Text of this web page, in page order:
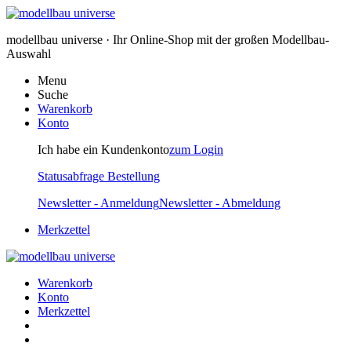
modellbau universe · Ihr Online-Shop mit der großen Modellbau-
Auswahl
Menu
Suche
Warenkorb
Konto
Ich habe ein Kundenkontozum Login
Statusabfrage Bestellung
Newsletter - AnmeldungNewsletter - Abmeldung
Merkzettel
Warenkorb
Konto
Merkzettel